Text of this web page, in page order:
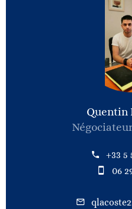
Quentin
+33 5
06